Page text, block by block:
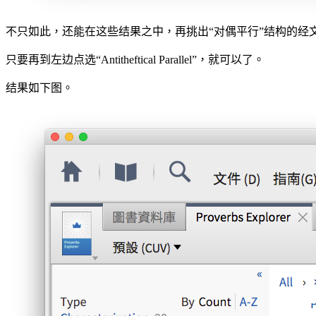
不只如此，还能在这些结果之中，再挑出“对偶平行”结构的经
只要再到左边点选“Antitheftical Parallel”，就可以了。
结果如下图。